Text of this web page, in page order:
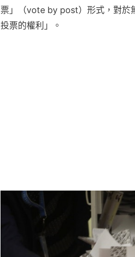
票」（vote by post）形式，對於
投票的權利」。